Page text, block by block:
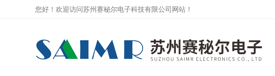
您好！欢迎访问苏州赛秘尔电子科技有限公司网站！